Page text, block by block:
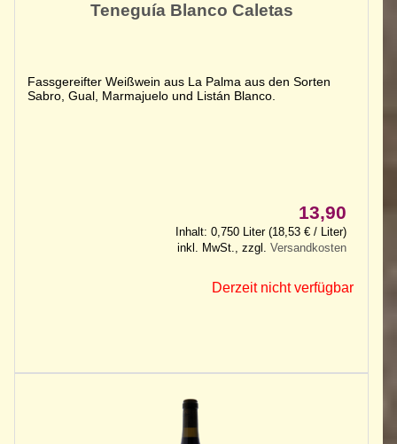
Teneguía Blanco Caletas
Fassgereifter Weißwein aus La Palma aus den Sorten
Sabro, Gual, Marmajuelo und Listán Blanco.
13,90
Inhalt: 0,750 Liter (18,53 € / Liter)
inkl. MwSt., zzgl.Versandkosten
Derzeit nicht verfügbar